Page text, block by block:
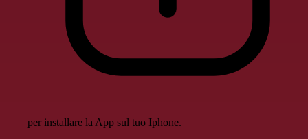
per installare la App sul tuo Iphone.